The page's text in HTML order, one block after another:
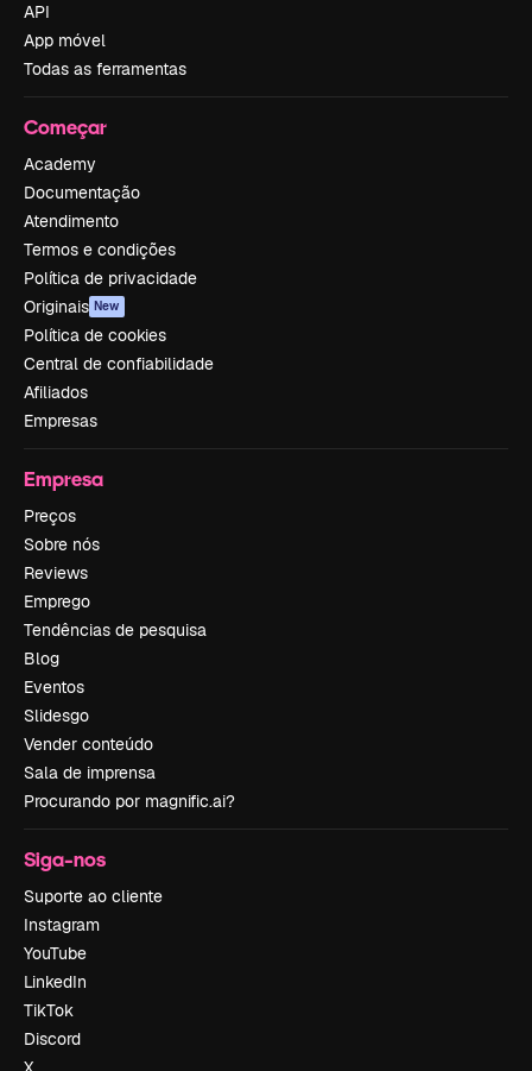
API
App móvel
Todas as ferramentas
Começar
Academy
Documentação
Atendimento
Termos e condições
Política de privacidade
Originais New
Política de cookies
Central de confiabilidade
Afiliados
Empresas
Empresa
Preços
Sobre nós
Reviews
Emprego
Tendências de pesquisa
Blog
Eventos
Slidesgo
Vender conteúdo
Sala de imprensa
Procurando por magnific.ai?
Siga-nos
Suporte ao cliente
Instagram
YouTube
LinkedIn
TikTok
Discord